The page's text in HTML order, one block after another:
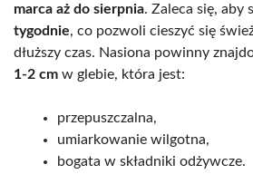
marca aż do sierpnia. Zaleca się, aby
tygodnie, co pozwoli cieszyć się
dłuższy czas. Nasiona powinny
1-2 cm w glebie, która jest:
przepuszczalna,
umiarkowanie wilgotna,
bogata w składniki odżywcze.